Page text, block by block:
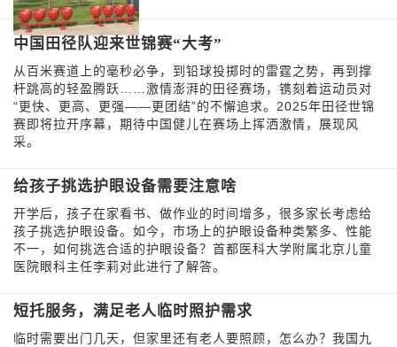
中国田径队迎来世锦赛“大考”
从百米赛道上的毫秒必争，到铅球投掷时的雷霆之势，再到撑
杆跳高的轻盈腾跃……激情澎湃的田径赛场，镌刻着运动员对
“更快、更高、更强——更团结”的不懈追求。2025年田径世锦
赛即将拉开序幕，期待中国健儿在赛场上挥洒激情，展现风
采。
给孩子挑选护眼设备需要注意啥
开学后，孩子在家看书、做作业的时间增多，很多家长考虑给
孩子挑选护眼设备。如今，市场上的护眼设备种类繁多、性能
不一，如何挑选合适的护眼设备？首都医科大学附属北京儿童
医院眼科主任李莉对此进行了解答。
短托服务，满足老人临时照护需求
临时需要出门几天，但家里还有老人要照顾，怎么办？我国九